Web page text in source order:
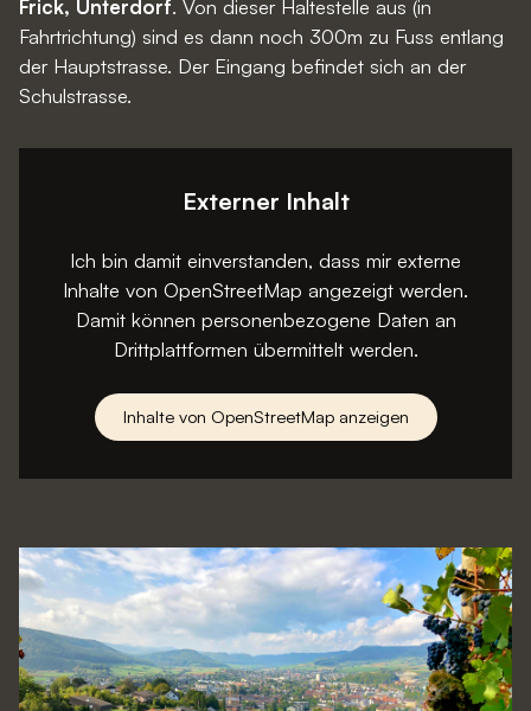
Frick, Unterdorf. Von dieser Haltestelle aus (in
Fahrtrichtung) sind es dann noch 300m zu Fuss entlang
der Hauptstrasse. Der Eingang befindet sich an der
Schulstrasse.
Externer Inhalt
Ich bin damit einverstanden, dass mir externe
Inhalte von OpenStreetMap angezeigt werden.
Damit können personenbezogene Daten an
Drittplattformen übermittelt werden.
Inhalte von OpenStreetMap anzeigen